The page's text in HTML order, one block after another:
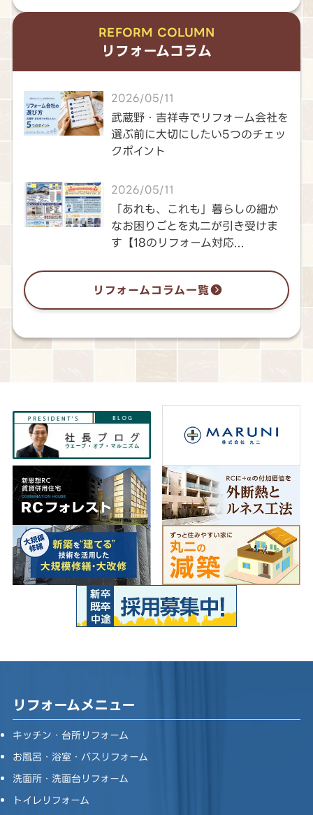
REFORM COLUMN
リフォームコラム
2026/05/11
武蔵野・吉祥寺でリフォーム会社を
選ぶ前に大切にしたい5つのチェッ
クポイント
2026/05/11
「あれも、これも」暮らしの細か
なお困りごとを丸二が引き受けま
す【18のリフォーム対応...
リフォームコラム一覧
リフォームメニュー
キッチン・台所リフォーム
お風呂・浴室・バスリフォーム
洗面所・洗面台リフォーム
トイレリフォーム